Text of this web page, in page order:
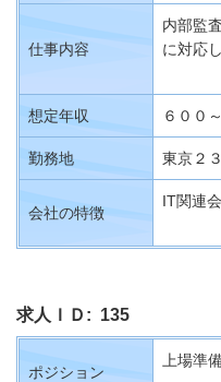
仕事内容
内部監
に対応
想定年収 ６００
勤務地 東京２
会社の特徴
IT関連
求人ＩＤ:
ポジション
上場準